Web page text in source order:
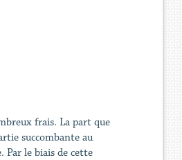
frais. La part que
succombante au
Par le biais de cette